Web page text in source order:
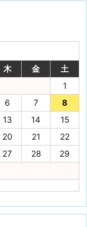
木 金
土
1
6 7
8
13 14
15
20 21
22
27 28
29